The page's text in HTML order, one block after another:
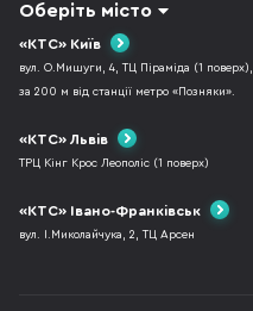
Оберіть місто
«КТС» Київ
вул. О.Мишуги, 4, ТЦ Піраміда (1 поверх),
за 200 м від станції метро «Позняки».
«КТС» Львів
ТРЦ Кінг Крос Леополіс (1 поверх)
«КТС» Івано-Франківськ
вул. І.Миколайчука, 2, ТЦ Арсен